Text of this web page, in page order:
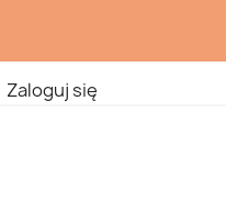
Zaloguj się